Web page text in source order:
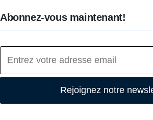
Abonnez-vous maintenant!
Rejoignez notre